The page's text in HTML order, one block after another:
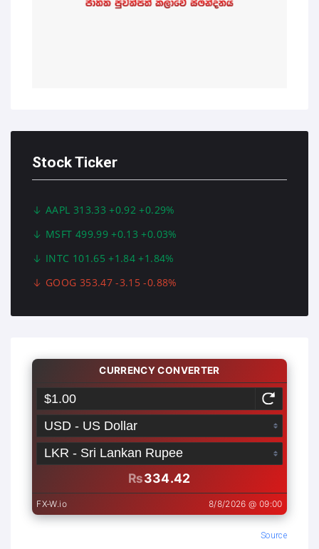
Stock Ticker
AAPL 313.33 +0.92 +0.29%
MSFT 499.99 +0.13 +0.03%
INTC 101.65 +1.84 +1.84%
GOOG 353.47 -3.15 -0.88%
Source